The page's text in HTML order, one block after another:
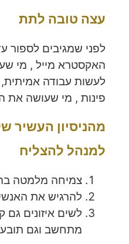
עצה טובה לתת
האקסטרא מייל , מי
לעשות עבודה
פינות , מי שעושה את
למנהל להצליח
צמיחה מלמטה
להרגיש את
לשים איזונים
מתחשב וגם תובע